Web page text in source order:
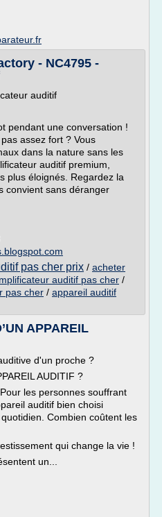
- NC4795 -
auditif
pendant une conversation !
assez fort ? Vous
dans la nature sans les
auditif premium,
plus éloignés. Regardez la
convient sans déranger
pas cher prix / acheter
auditif pas cher /
pas cher / appareil auditif
APPAREIL
d'un proche ?
AUDITIF ?
les personnes souffrant
auditif bien choisi
Combien coûtent les
qui change la vie !
un...